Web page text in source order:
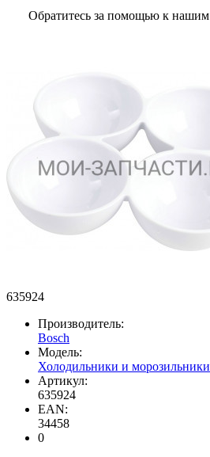
Обратитесь за помощью к нашим
635924
Производитель:
Bosch
Модель:
Холодильники и морозильники
Артикул:
635924
EAN:
34458
0